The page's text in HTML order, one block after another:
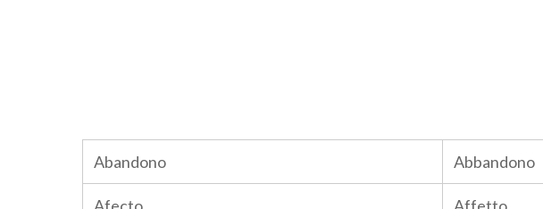
Abandono Abbandono
Afecto Affetto